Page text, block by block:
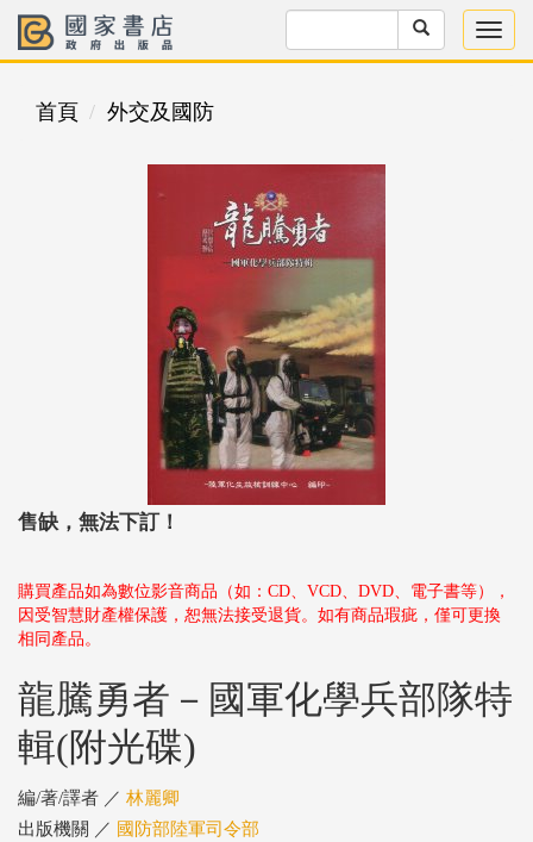
首頁 外交及國防
售缺，無法下訂！
購買產品如為數位影音商品（如：CD、VCD、DVD、電子書等），
因受智慧財產權保護，恕無法接受退貨。如有商品瑕疵，僅可更換
相同產品。
龍騰勇者－國軍化學兵部隊特
輯(附光碟)
編/著/譯者 ／ 林麗卿
出版機關 ／ 國防部陸軍司令部